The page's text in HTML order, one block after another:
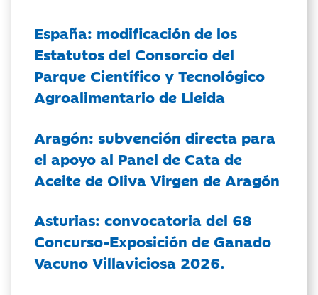
España: modificación de los
Estatutos del Consorcio del
Parque Científico y Tecnológico
Agroalimentario de Lleida
Aragón: subvención directa para
el apoyo al Panel de Cata de
Aceite de Oliva Virgen de Aragón
Asturias: convocatoria del 68
Concurso-Exposición de Ganado
Vacuno Villaviciosa 2026.